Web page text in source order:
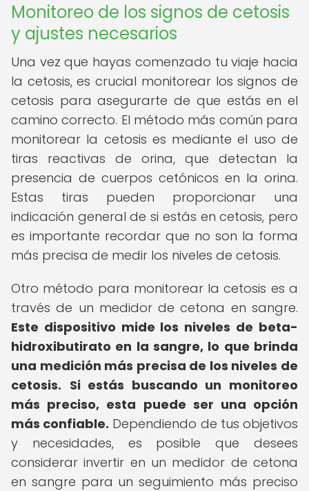
Monitoreo de los signos de cetosis
y ajustes necesarios
Una vez que hayas comenzado tu viaje hacia
la cetosis, es crucial monitorear los signos de
cetosis para asegurarte de que estás en el
camino correcto. El método más común para
monitorear la cetosis es mediante el uso de
tiras reactivas de orina, que detectan la
presencia de cuerpos cetónicos en la orina.
Estas tiras pueden proporcionar una
indicación general de si estás en cetosis, pero
es importante recordar que no son la forma
más precisa de medir los niveles de cetosis.
Otro método para monitorear la cetosis es a
través de un medidor de cetona en sangre.
Este dispositivo mide los niveles de beta-
hidroxibutirato en la sangre, lo que brinda
una medición más precisa de los niveles de
cetosis. Si estás buscando un monitoreo
más preciso, esta puede ser una opción
más confiable. Dependiendo de tus objetivos
y necesidades, es posible que desees
considerar invertir en un medidor de cetona
en sangre para un seguimiento más preciso